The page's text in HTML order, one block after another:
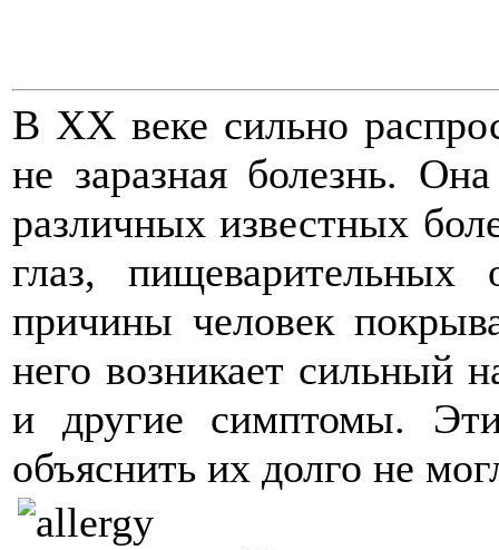
В XX веке сильно
не заразная болезнь.
различных известных
глаз,
причины человек
него возникает сильный
и другие симптомы.
объяснить их долго не